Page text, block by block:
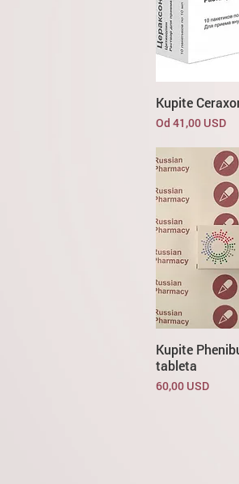
Kupite
Od 41,00 USD
Cijena s
Kupite
tableta
Cijena
60,00 USD